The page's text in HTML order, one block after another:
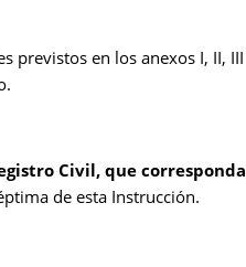
previstos en los anexos I, II, III
Civil, que corresponda
de esta Instrucción.